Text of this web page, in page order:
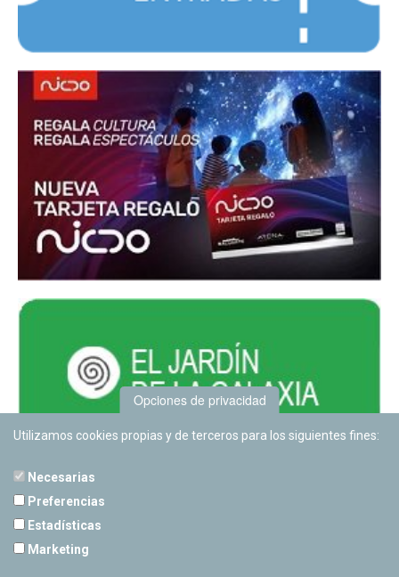
Opciones de privacidad
Utilizamos cookies propias y de terceros para los siguientes fines:
Necesarias
Preferencias
Estadísticas
Marketing